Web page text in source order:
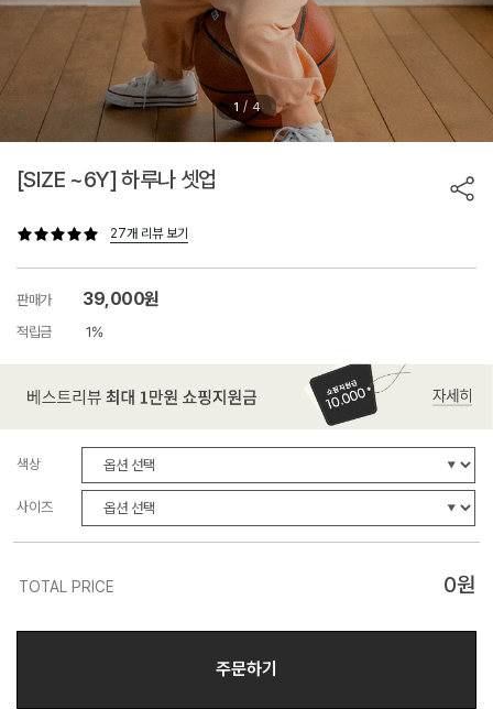
1 / 4
[SIZE ~6Y] 하루나 셋업
27개 리뷰 보기
판매가 39,000원
적립금 1%
색상
사이즈
TOTAL PRICE 0원
주문하기